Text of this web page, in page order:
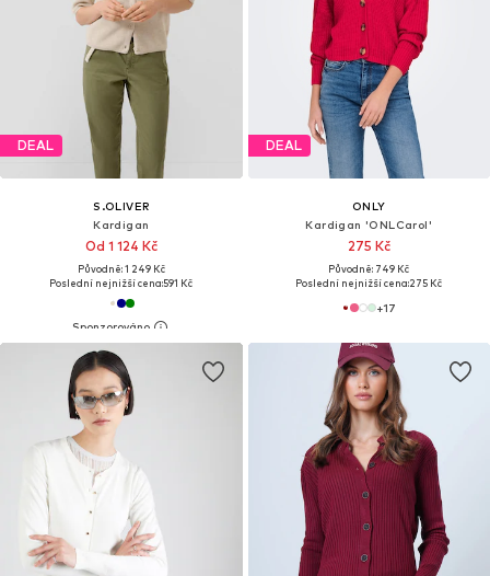
DEAL
S.OLIVER
Kardigan
Od 1 124 Kč
Původně: 1 249 Kč
Poslední nejnižší cena:591 Kč
DEAL
ONLY
Kardigan 'ONLCarol'
275 Kč
Původně: 749 Kč
Poslední nejnižší cena:275 Kč
+17